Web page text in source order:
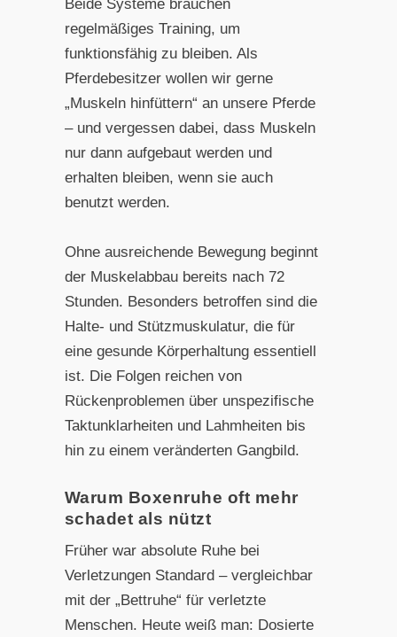
Beide Systeme brauchen
regelmäßiges Training, um
funktionsfähig zu bleiben. Als
Pferdebesitzer wollen wir gerne
„Muskeln hinfüttern“ an unsere Pferde
– und vergessen dabei, dass Muskeln
nur dann aufgebaut werden und
erhalten bleiben, wenn sie auch
benutzt werden.
Ohne ausreichende Bewegung beginnt
der Muskelabbau bereits nach 72
Stunden. Besonders betroffen sind die
Halte- und Stützmuskulatur, die für
eine gesunde Körperhaltung essentiell
ist. Die Folgen reichen von
Rückenproblemen über unspezifische
Taktunklarheiten und Lahmheiten bis
hin zu einem veränderten Gangbild.
Warum Boxenruhe oft mehr
schadet als nützt
Früher war absolute Ruhe bei
Verletzungen Standard – vergleichbar
mit der „Bettruhe“ für verletzte
Menschen. Heute weiß man: Dosierte